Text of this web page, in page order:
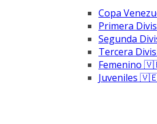
Copa
Primera
Segunda
Tercera
Femenino
Juveniles